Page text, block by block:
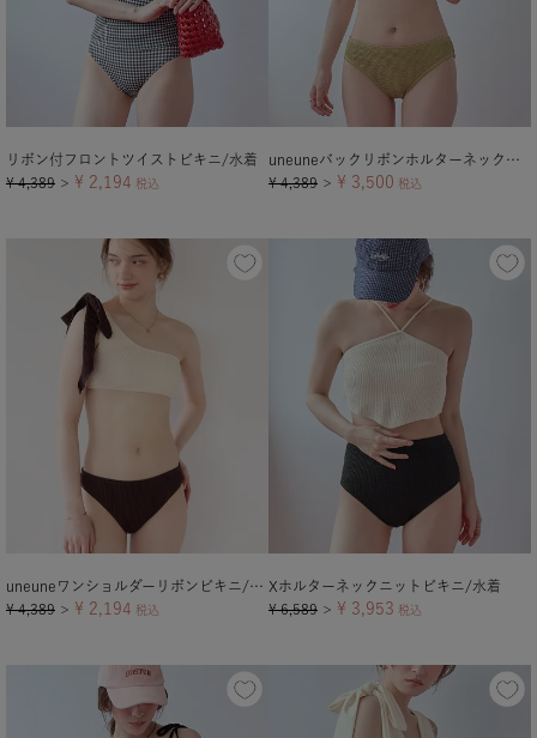
リボン付フロントツイストビキニ/水着
¥ 4,389 ＞ ¥ 2,194 税込
uneuneバックリボンホルターネックビキニ/水着
¥ 4,389 ＞ ¥ 3,500 税込
uneuneワンショルダーリボンビキニ/水着
¥ 4,389 ＞ ¥ 2,194 税込
Xホルターネックニットビキニ/水着
¥ 6,589 ＞ ¥ 3,953 税込